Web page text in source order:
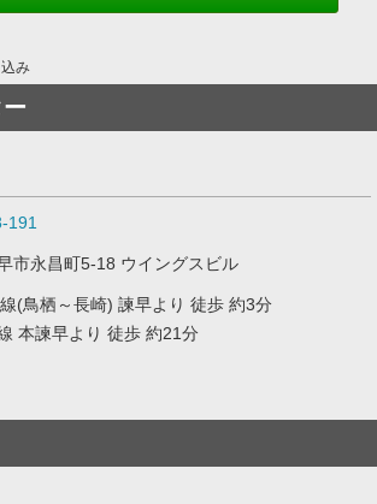
み
191
市永昌町5-18 ウイングスビル
(鳥栖～長崎) 諫早より 徒歩 約3分
本諫早より 徒歩 約21分